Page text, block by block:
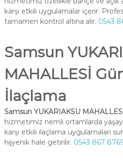
karşı etkili uygulamalar içerir.
tamamen kontrol altına alır. 0543
Samsun
MAHALLESİ
İlaçlama
Samsun YUKARIAKSU
hizmetimiz nemli ortamlarda
karşı etkili ilaçlama uygulamaları
hijyenik hale getirilir. 0543 867